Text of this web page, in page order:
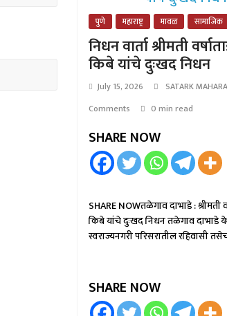
पुणे महाराष्ट्र मावळ सामाजिक
निधन वार्ता श्रीमती
किबे यांचे दुःखद निधन
July 15, 2026 SATARK
Comments
0 min read
SHARE NOW
SHARE NOWतळेगाव दाभाडे : श्रीमती
किबे यांचे दुःखद निधन तळेगाव दाभाडे
स्वराज्यनगरी परिसरातील रहिवासी
SHARE NOW